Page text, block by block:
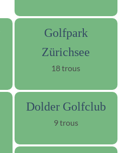
Golfpark
Zürichsee
18 trous
Dolder Golfclub
9 trous